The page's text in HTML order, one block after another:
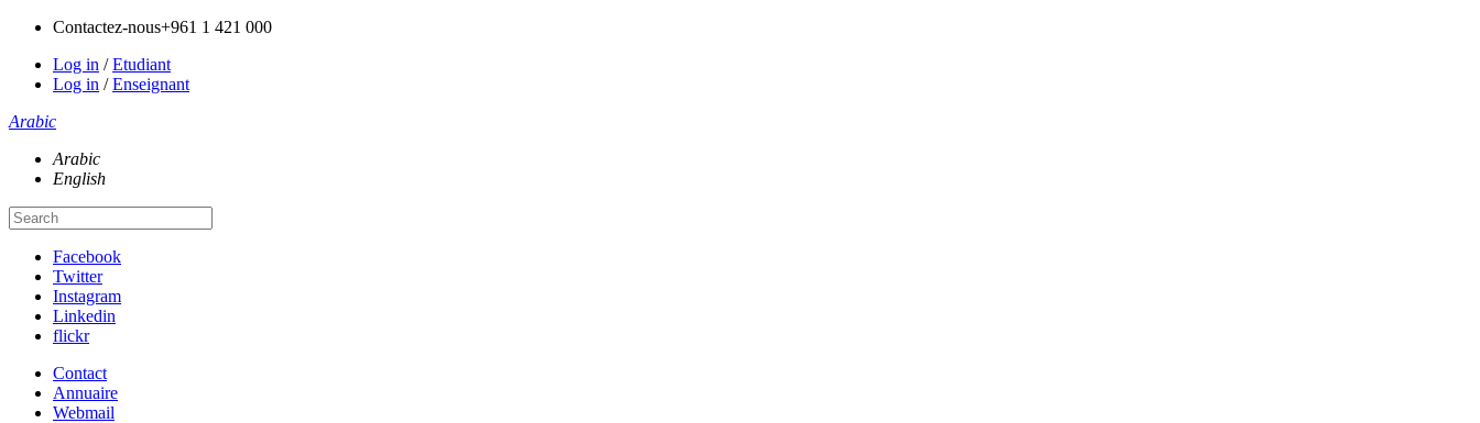
Contactez-nous+961 1 421 000
Log in /Etudiant
Log in /Enseignant
Arabic
Arabic
English
Facebook
Twitter
Instagram
Linkedin
flickr
Contact
Annuaire
Webmail